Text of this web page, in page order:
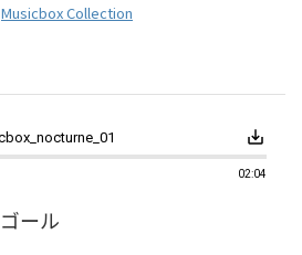
Musicbox Collection
save_alt
02:04
ール